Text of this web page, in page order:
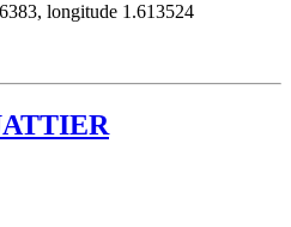
longitude 1.613524